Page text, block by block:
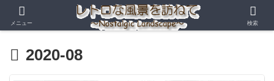
2020-08
メニュー 検索